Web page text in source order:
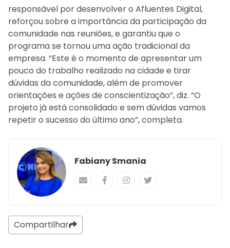
responsável por desenvolver o Afluentes Digital,
reforçou sobre a importância da participação da
comunidade nas reuniões, e garantiu que o
programa se tornou uma ação tradicional da
empresa. “Este é o momento de apresentar um
pouco do trabalho realizado na cidade e tirar
dúvidas da comunidade, além de promover
orientações e ações de conscientização”, diz. “O
projeto já está consolidado e sem dúvidas vamos
repetir o sucesso do último ano”, completa.
Fabiany Smania
Compartilhar